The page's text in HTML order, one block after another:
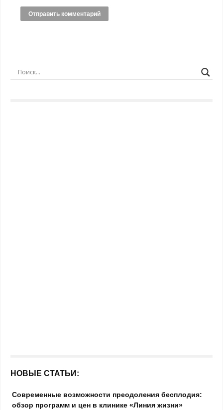
НОВЫЕ СТАТЬИ:
Современные возможности преодоления бесплодия:
обзор программ и цен в клинике «Линия жизни»